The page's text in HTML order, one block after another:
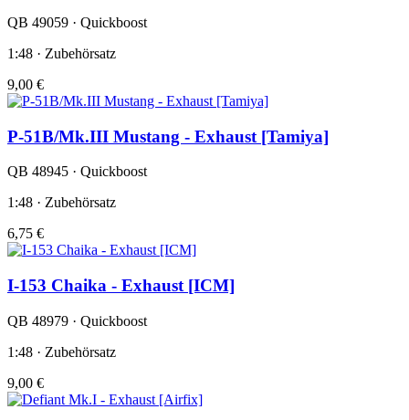
QB 49059 · Quickboost
1:48 · Zubehörsatz
9,00 €
P-51B/Mk.III Mustang - Exhaust [Tamiya]
QB 48945 · Quickboost
1:48 · Zubehörsatz
6,75 €
I-153 Chaika - Exhaust [ICM]
QB 48979 · Quickboost
1:48 · Zubehörsatz
9,00 €